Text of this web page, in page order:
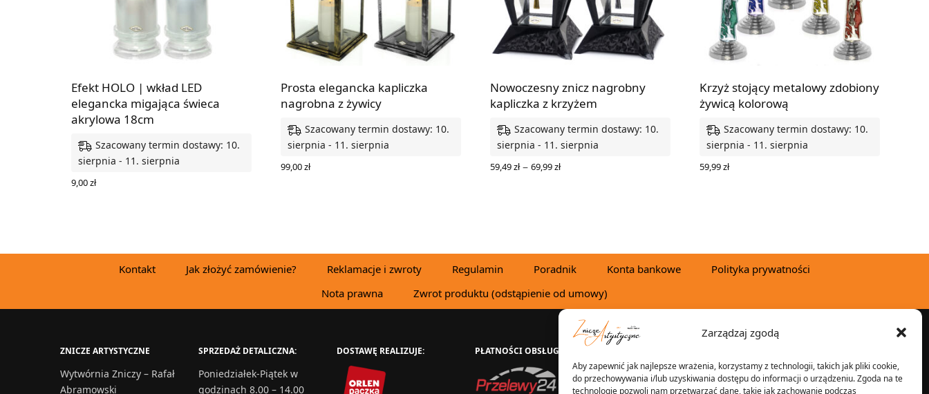
Zarządzaj zgodą
Aby zapewnić jak najlepsze wrażenia, korzystamy z technologii, takich jak pliki cookie,
do przechowywania i/lub uzyskiwania dostępu do informacji o urządzeniu. Zgoda na te
technologie pozwoli nam przetwarzać dane, takie jak zachowanie podczas
Efekt HOLO | wkład LED
elegancka migająca świeca
akrylowa 18cm
Szacowany termin dostawy: 10.
sierpnia - 11. sierpnia
9,00zł
Prosta elegancka kapliczka
nagrobna z żywicy
Szacowany termin dostawy: 10.
sierpnia - 11. sierpnia
99,00zł
Nowoczesny znicz nagrobny
kapliczka z krzyżem
Szacowany termin dostawy: 10.
sierpnia - 11. sierpnia
59,49zł – 69,99złZakres
Krzyż stojący metalowy zdobiony
żywicą kolorową
Szacowany termin dostawy: 10.
sierpnia - 11. sierpnia
59,99zł
Kontakt Jak złożyć zamówienie? Reklamacje i zwroty Regulamin Poradnik Konta bankowe
Polityka prywatności
Nota prawna
Zwrot produktu (odstąpienie od umowy)
ZNICZE ARTYSTYCZNE
Wytwórnia Zniczy – Rafał
Abramowski
SPRZEDAŻ DETALICZNA:
Poniedziałek-Piątek w
godzinach 8.00 – 14.00
DOSTAWĘ REALIZUJE: PŁATNOŚCI OBSŁUGUJE: